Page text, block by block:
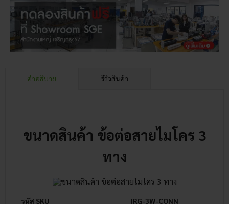
คำอธิบาย รีวิวสินค้า
ขนาดสินค้า ข้อต่อสายไมโคร 3
ทาง
รหัส SKU IRG-3W-CONN